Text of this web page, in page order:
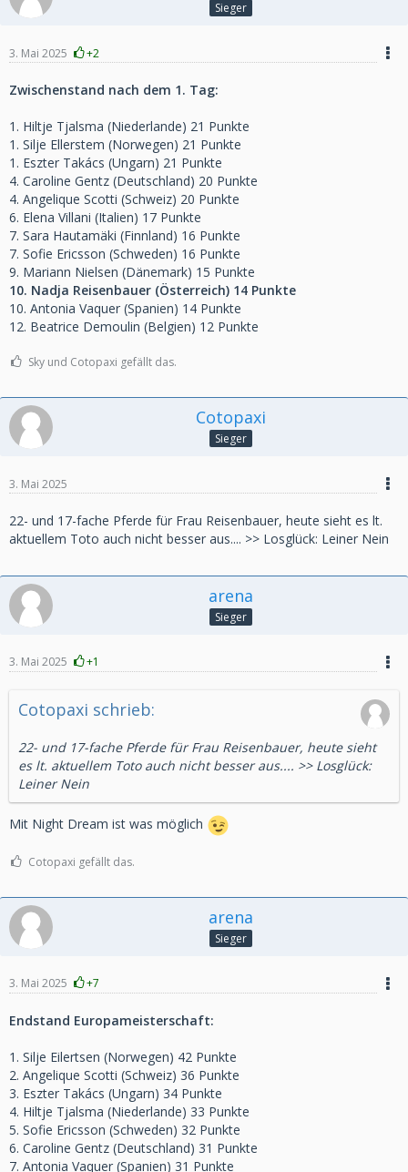
Sieger
3. Mai 2025 +2
Zwischenstand nach dem 1. Tag:
1. Hiltje Tjalsma (Niederlande) 21 Punkte
1. Silje Ellerstem (Norwegen) 21 Punkte
1. Eszter Takács (Ungarn) 21 Punkte
4. Caroline Gentz (Deutschland) 20 Punkte
4. Angelique Scotti (Schweiz) 20 Punkte
6. Elena Villani (Italien) 17 Punkte
7. Sara Hautamäki (Finnland) 16 Punkte
7. Sofie Ericsson (Schweden) 16 Punkte
9. Mariann Nielsen (Dänemark) 15 Punkte
10. Nadja Reisenbauer (Österreich) 14 Punkte
10. Antonia Vaquer (Spanien) 14 Punkte
12. Beatrice Demoulin (Belgien) 12 Punkte
Sky und Cotopaxi gefällt das.
Cotopaxi
Sieger
3. Mai 2025
22- und 17-fache Pferde für Frau Reisenbauer, heute sieht es lt.
aktuellem Toto auch nicht besser aus.... >> Losglück: Leiner Nein
arena
Sieger
3. Mai 2025 +1
Cotopaxi schrieb:
22- und 17-fache Pferde für Frau Reisenbauer, heute sieht
es lt. aktuellem Toto auch nicht besser aus.... >> Losglück:
Leiner Nein
Mit Night Dream ist was möglich
Cotopaxi gefällt das.
arena
Sieger
3. Mai 2025 +7
Endstand Europameisterschaft:
1. Silje Eilertsen (Norwegen) 42 Punkte
2. Angelique Scotti (Schweiz) 36 Punkte
3. Eszter Takács (Ungarn) 34 Punkte
4. Hiltje Tjalsma (Niederlande) 33 Punkte
5. Sofie Ericsson (Schweden) 32 Punkte
6. Caroline Gentz (Deutschland) 31 Punkte
7. Antonia Vaquer (Spanien) 31 Punkte